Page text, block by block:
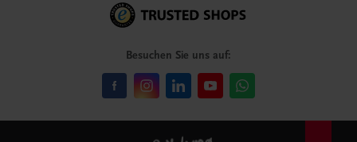
Besuchen Sie uns auf: